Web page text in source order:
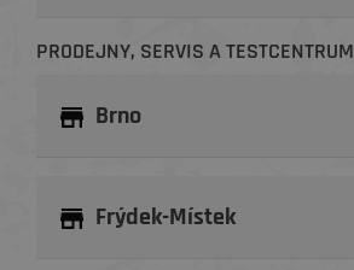
PRODEJNY, SERVIS A TESTCENTRUM
Brno
Frýdek-Místek